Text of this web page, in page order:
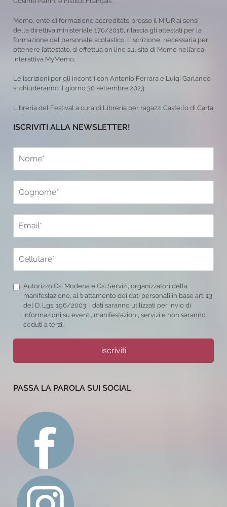
Memo, ente di formazione accreditato presso il MIUR ai sensi
della direttiva ministeriale 170/2016, rilascia gli attestati per la
formazione del personale scolastico. L’iscrizione, necessaria per
ottenere l’attestato, si effettua on line sul sito di Memo nell’area
interattiva MyMemo.
Le iscrizioni per gli incontri con Antonio Ferrara e Luigi Garlando
si chiuderanno il giorno 30 settembre 2023
Libreria del Festival a cura di Libreria per ragazzi Castello di Carta
ISCRIVITI ALLA NEWSLETTER!
Autorizzo Csi Modena e Csi Servizi, organizzatori della
manifestazione, al trattamento dei dati personali in base art. 13
del D. Lgs. 196/2003; i dati saranno utilizzati per invio di
informazioni su eventi, manifestazioni, servizi e non saranno
ceduti a terzi.
iscriviti
PASSA LA PAROLA SUI SOCIAL